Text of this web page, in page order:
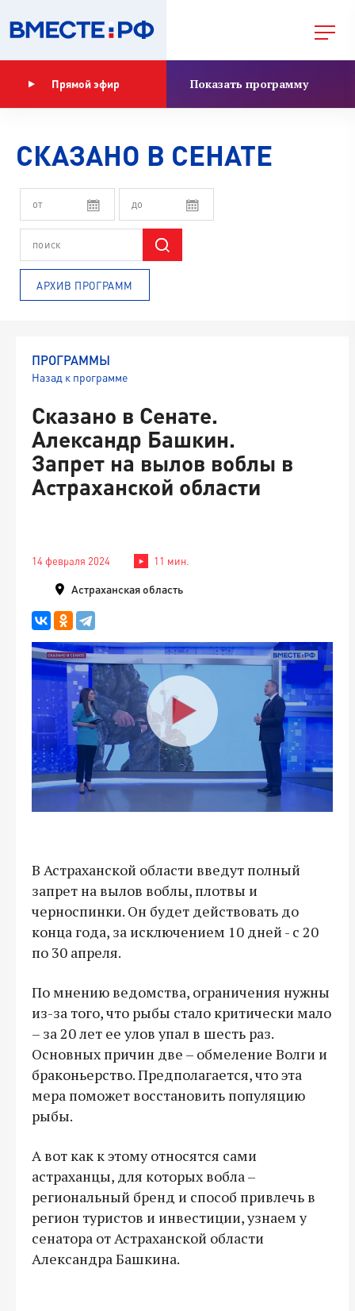
Прямой эфир Показать программу
СКАЗАНО В СЕНАТЕ
АРХИВ ПРОГРАММ
ПРОГРАММЫ
Назад к программе
Сказано в Сенате.
Александр Башкин.
Запрет на вылов воблы в
Астраханской области
14 февраля 2024 11 мин.
Астраханская область
В Астраханской области введут полный
запрет на вылов воблы, плотвы и
черноспинки. Он будет действовать до
конца года, за исключением 10 дней - с 20
по 30 апреля.
По мнению ведомства, ограничения нужны
из-за того, что рыбы стало критически мало
– за 20 лет ее улов упал в шесть раз.
Основных причин две – обмеление Волги и
браконьерство. Предполагается, что эта
мера поможет восстановить популяцию
рыбы.
А вот как к этому относятся сами
астраханцы, для которых вобла –
региональный бренд и способ привлечь в
регион туристов и инвестиции, узнаем у
сенатора от Астраханской области
Александра Башкина.